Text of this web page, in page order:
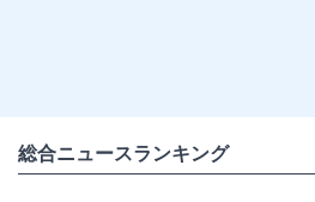
総合ニュースランキング